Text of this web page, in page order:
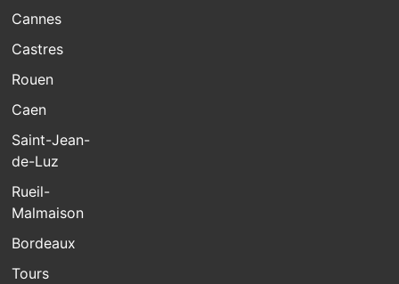
Cannes
Castres
Rouen
Caen
Saint-Jean-
de-Luz
Rueil-
Malmaison
Bordeaux
Tours